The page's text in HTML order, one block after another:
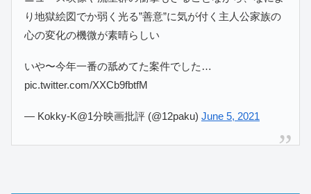
り地獄絵図でか弱く光る”善意”に気が付く主人公家族の
心の変化の機微が素晴らしい
いや〜今年一番の舐めてた案件でした…
pic.twitter.com/XXCb9fbtfM
— Kokky-K@1分映画批評 (@12paku) June 5, 2021